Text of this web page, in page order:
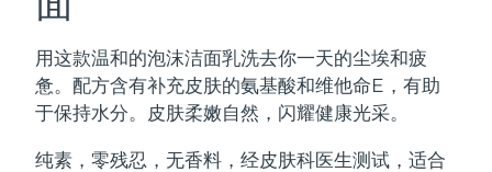
用这款温和的泡沫洁面乳洗去你一天的尘埃和疲
惫。配方含有补充皮肤的氨基酸和维他命E，有助
于保持水分。皮肤柔嫩自然，闪耀健康光采。
纯素，零残忍，无香料，经皮肤科医生测试，适合